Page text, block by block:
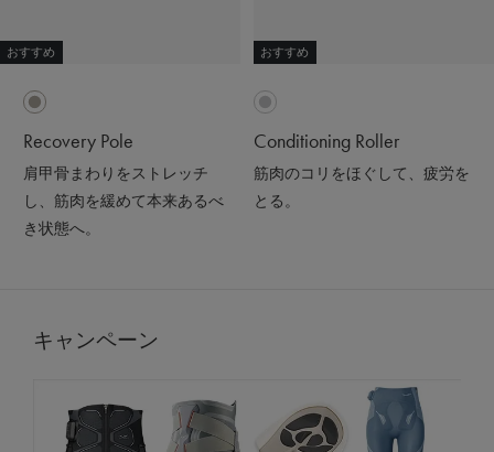
おすすめ
Recovery Pole
肩甲骨まわりをストレッチ
し、筋肉を緩めて本来あるべ
き状態へ。
おすすめ
Conditioning Roller
筋肉のコリをほぐして、疲労を
とる。
キャンペーン